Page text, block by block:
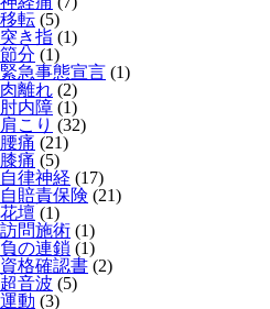
移転 (5)
突き指 (1)
節分 (1)
緊急事態宣言 (1)
肉離れ (2)
肘内障 (1)
肩こり (32)
腰痛 (21)
膝痛 (5)
自律神経 (17)
自賠責保険 (21)
花壇 (1)
訪問施術 (1)
負の連鎖 (1)
資格確認書 (2)
超音波 (5)
運動 (3)